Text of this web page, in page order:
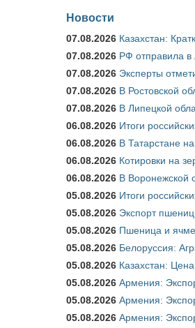
Новости
07.08.2026 Казахстан:
07.08.2026 РФ отправила в
07.08.2026 Эксперты
07.08.2026 В Ростовской
07.08.2026 В Липецкой
06.08.2026 Итоги
06.08.2026 В Татарстане
06.08.2026 Котировки на
06.08.2026 В Воронежской
05.08.2026 Итоги
05.08.2026 Экспорт
05.08.2026 Пшеница и
05.08.2026 Белоруссия:
05.08.2026 Казахстан:
05.08.2026 Армения:
05.08.2026 Армения:
05.08.2026 Армения: